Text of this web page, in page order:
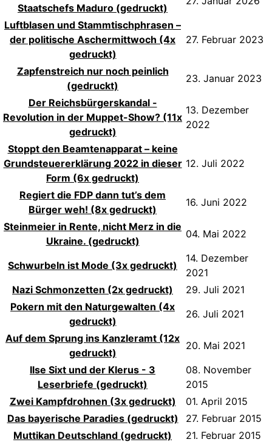
Staatschefs Maduro (gedruckt)
Luftblasen und Stammtischphrasen –
der politische Aschermittwoch (4x
gedruckt)
27. Februar 2023
Zapfenstreich nur noch peinlich
(gedruckt)
23. Januar 2023
Der Reichsbürgerskandal -
Revolution in der Muppet-Show? (11x
gedruckt)
13. Dezember
2022
Stoppt den Beamtenapparat – keine
Grundsteuererklärung 2022 in dieser
Form (6x gedruckt)
12. Juli 2022
Regiert die FDP dann tut’s dem
Bürger weh! (8x gedruckt)
16. Juni 2022
Steinmeier in Rente, nicht Merz in die
Ukraine. (gedruckt)
04. Mai 2022
Schwurbeln ist Mode (3x gedruckt)
14. Dezember
2021
Nazi Schmonzetten (2x gedruckt)
29. Juli 2021
Pokern mit den Naturgewalten (4x
gedruckt)
26. Juli 2021
Auf dem Sprung ins Kanzleramt (12x
gedruckt)
20. Mai 2021
Ilse Sixt und der Klerus - 3
Leserbriefe (gedruckt)
08. November
2015
Zwei Kampfdrohnen (3x gedruckt)
01. April 2015
Das bayerische Paradies (gedruckt)
27. Februar 2015
Muttikan Deutschland (gedruckt)
21. Februar 2015